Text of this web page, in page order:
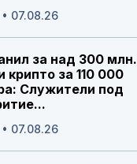
• 07.08.26
за над 300 млн.
крипто за 110 000
Служители под
• 07.08.26